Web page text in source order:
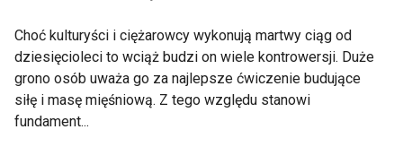
Choć kulturyści i ciężarowcy wykonują martwy ciąg od
dziesięcioleci to wciąż budzi on wiele kontrowersji. Duże
grono osób uważa go za najlepsze ćwiczenie budujące
siłę i masę mięśniową. Z tego względu stanowi
fundament...